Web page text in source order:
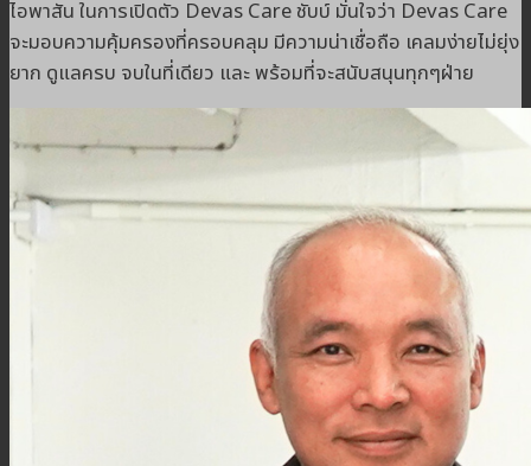
ไอพาสัน ในการเปิดตัว Devas Care ชับบ์ มั่นใจว่า Devas Care
จะมอบความคุ้มครองที่ครอบคลุม มีความน่าเชื่อถือ เคลมง่ายไม่ยุ่ง
ยาก ดูแลครบ จบในที่เดียว และ พร้อมที่จะสนับสนุนทุกๆฝ่าย